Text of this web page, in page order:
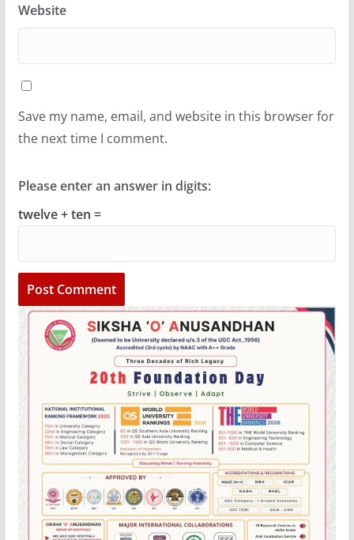
Website
Save my name, email, and website in this browser for
the next time I comment.
Please enter an answer in digits:
twelve + ten =